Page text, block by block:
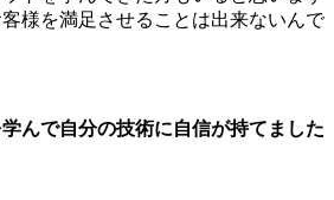
様を満足させることは出来ないんで
んで自分の技術に自信が持てました